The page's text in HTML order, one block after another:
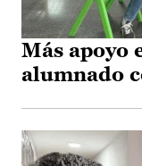
Más apoyo
alumnado